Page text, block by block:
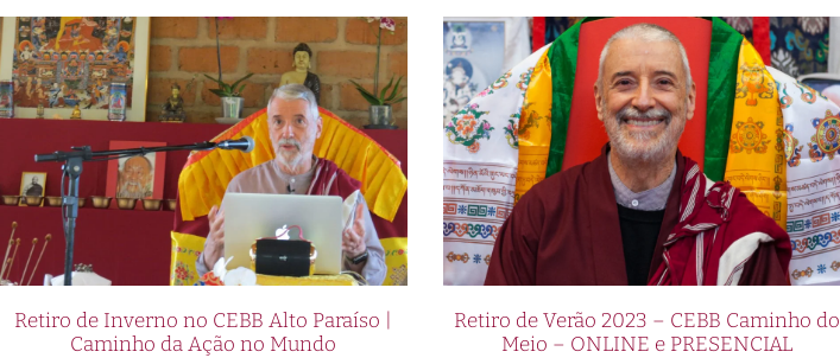
Retiro de Inverno no CEBB Alto Paraíso |
Caminho da Ação no Mundo
Retiro de Verão 2023 – CEBB Caminho do
Meio – ONLINE e PRESENCIAL